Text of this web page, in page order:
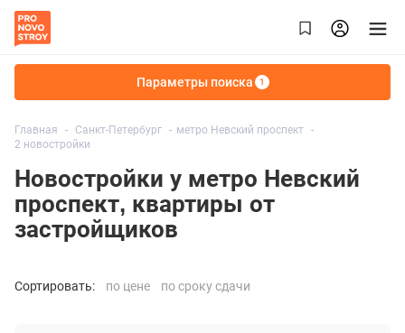
Параметры поиска 1
Главная Санкт-Петербург
метро Невский проспект
2 новостройки
Новостройки у метро Невский
проспект, квартиры от
застройщиков
Сортировать: по цене по сроку сдачи